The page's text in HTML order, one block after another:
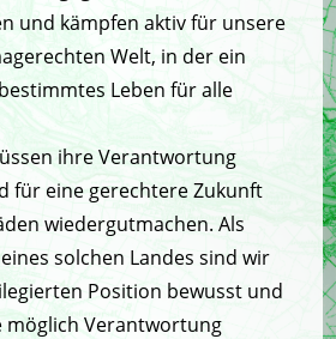
und kämpfen aktiv für unsere
Welt, in der ein
Leben für alle
ihre Verantwortung
für eine gerechtere Zukunft
wiedergutmachen. Als
solchen Landes sind wir
Position bewusst und
möglich Verantwortung